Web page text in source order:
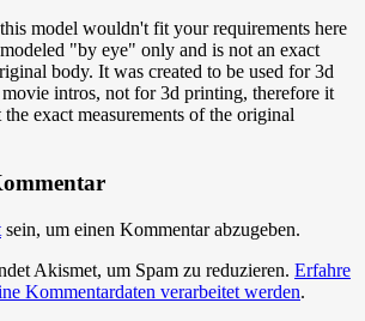
model wouldn't fit your requirements here
"by eye" only and is not an exact
body. It was created to be used for 3d
movie intros, not for 3d printing, therefore it
exact measurements of the original
sein, um einen Kommentar abzugeben.
Akismet, um Spam zu reduzieren. Erfahre
Kommentardaten verarbeitet werden.